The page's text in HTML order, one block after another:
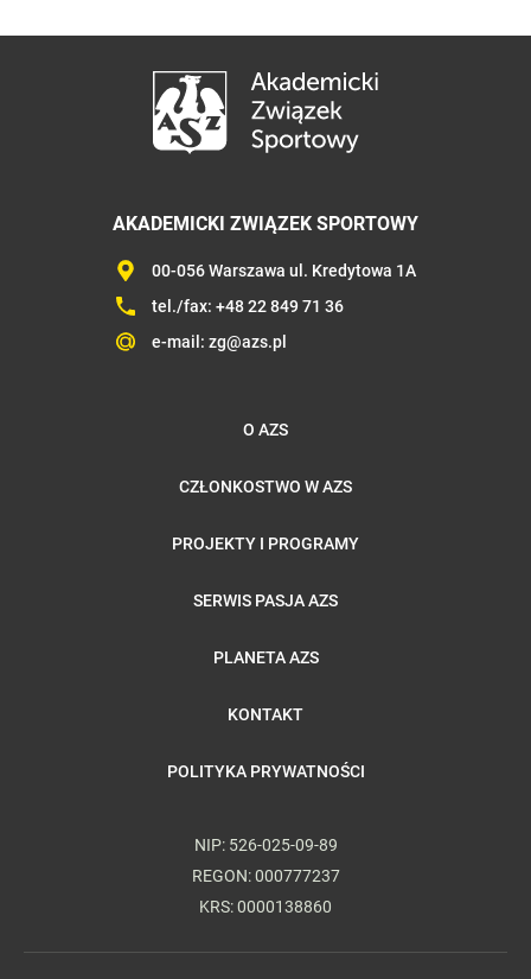
AKADEMICKI ZWIĄZEK SPORTOWY
00-056 Warszawa ul. Kredytowa 1A
tel./fax: +48 22 849 71 36
e-mail: zg@azs.pl
O AZS
CZŁONKOSTWO W AZS
PROJEKTY I PROGRAMY
SERWIS PASJA AZS
PLANETA AZS
KONTAKT
POLITYKA PRYWATNOŚCI
NIP: 526-025-09-89
REGON: 000777237
KRS: 0000138860